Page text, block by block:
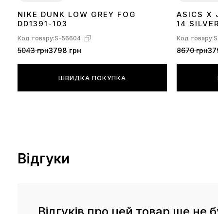
3637 383940 4142 43 44 45
NIKE DUNK LOW GREY FOG
DD1391-103
Код товару:S-56604
5043 грн3798 грн
ШВИДКА ПОКУПКА
36 373839
ASICS X
14
Код товару:
8670 грн
Відгуки